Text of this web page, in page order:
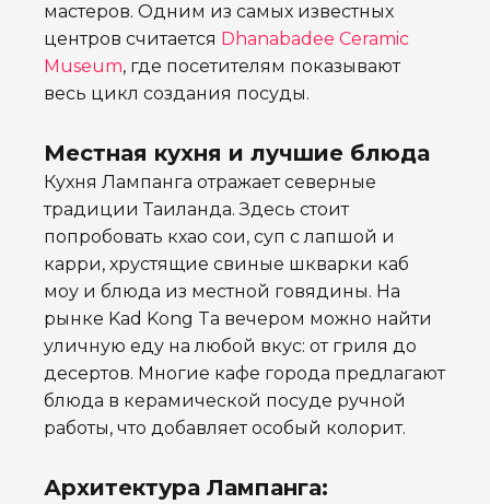
мастеров. Одним из самых известных
центров считается Dhanabadee Ceramic
Museum, где посетителям показывают
весь цикл создания посуды.
Местная кухня и лучшие блюда
Кухня Лампанга отражает северные
традиции Таиланда. Здесь стоит
попробовать кхао сои, суп с лапшой и
карри, хрустящие свиные шкварки каб
моу и блюда из местной говядины. На
рынке Kad Kong Ta вечером можно найти
уличную еду на любой вкус: от гриля до
десертов. Многие кафе города предлагают
блюда в керамической посуде ручной
работы, что добавляет особый колорит.
Архитектура Лампанга: